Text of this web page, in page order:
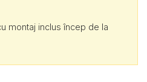
montaj inclus încep de la